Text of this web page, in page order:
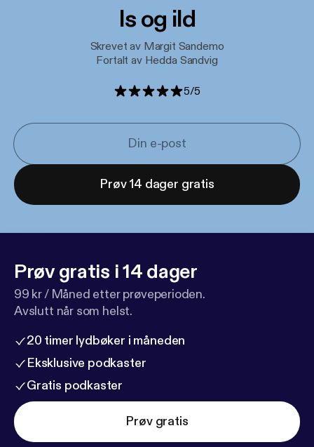
Is og ild
Skrevet av Margit Sandemo
Fortalt av Hedda Sandvig
5/5
Prøv 14 dager gratis
Prøv gratis i 14 dager
99 kr / Måned etter prøveperioden.
Avslutt når som helst.
20 timer lydbøker i måneden
Eksklusive podkaster
Gratis podkaster
Prøv gratis